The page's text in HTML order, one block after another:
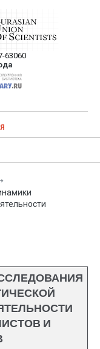
—
в
журнале
научных статей в
И